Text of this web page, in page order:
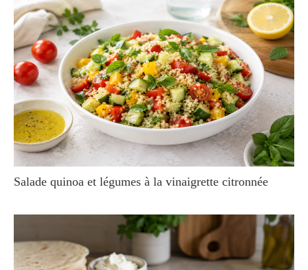
Salade quinoa et légumes à la vinaigrette citronnée